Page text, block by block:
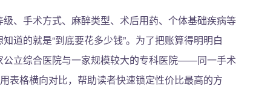
、手术方式、麻醉类型、术后用药、个体基础疾病等
道的就是“到底要花多少钱”。为了把账算得明明白
立综合医院与一家规模较大的专科医院——同一手术
表格横向对比，帮助读者快速锁定性价比最高的方